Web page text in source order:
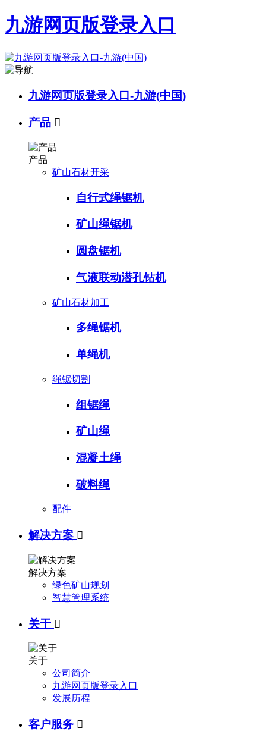
九游网页版登录入口
九游网页版登录入口-九游(中国)
产品 
产品
矿山石材开采
自行式绳锯机
矿山绳锯机
圆盘锯机
气液联动潜孔钻机
矿山石材加工
多绳锯机
单绳机
绳锯切割
组锯绳
矿山绳
混凝土绳
破料绳
配件
解决方案 
解决方案
绿色矿山规划
智慧管理系统
关于 
关于
公司简介
九游网页版登录入口
发展历程
客户服务 